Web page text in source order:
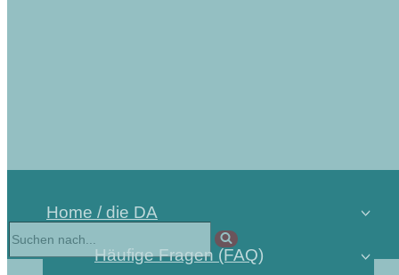
Home / die DA
Häufige Fragen (FAQ)